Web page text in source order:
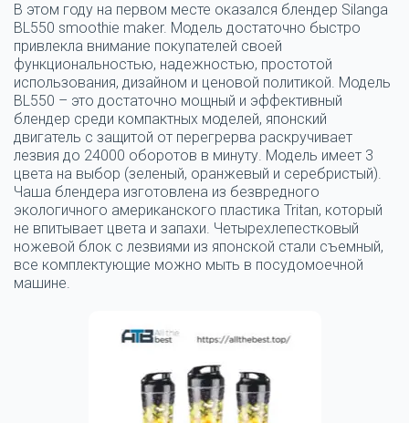
В этом году на первом месте оказался блендер Silanga
BL550 smoothie maker. Модель достаточно быстро
привлекла внимание покупателей своей
функциональностью, надежностью, простотой
использования, дизайном и ценовой политикой. Модель
BL550 – это достаточно мощный и эффективный
блендер среди компактных моделей, японский
двигатель с защитой от перегрерва раскручивает
лезвия до 24000 оборотов в минуту. Модель имеет 3
цвета на выбор (зеленый, оранжевый и серебристый).
Чаша блендера изготовлена из безвредного
экологичного американского пластика Tritan, который
не впитывает цвета и запахи. Четырехлепестковый
ножевой блок с лезвиями из японской стали съемный,
все комплектующие можно мыть в посудомоечной
машине.